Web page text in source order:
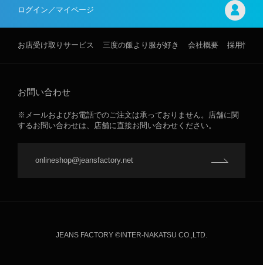
ログイン／マイページ
お店受け取りサービス 三度の飯より服が好き 会社概要 採用情報
お問い合わせ
※メールおよびお電話でのご注文は承っておりません。店舗に関
するお問い合わせは、店舗に直接お問い合わせください。
onlineshop@jeansfactory.net
JEANS FACTORY ©INTER-NAKATSU CO.,LTD.